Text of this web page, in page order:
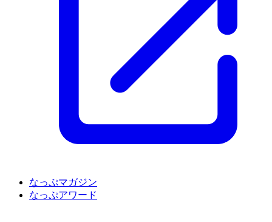
なっぷマガジン
なっぷアワード